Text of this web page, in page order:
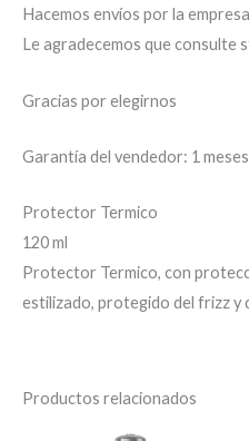
Hacemos envíos por la
Le agradecemos que consulte
Gracias por elegirnos
Garantía del vendedor: 1 meses
Protector Termico
120 ml
Protector Termico, con
estilizado, protegido del frizz y
Productos relacionados